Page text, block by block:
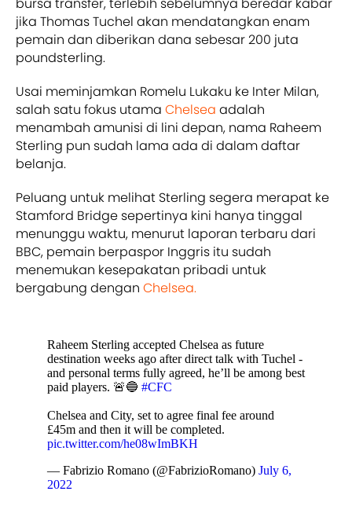
jika Thomas Tuchel akan mendatangkan enam
pemain dan diberikan dana sebesar 200 juta
poundsterling.
Usai meminjamkan Romelu Lukaku ke Inter Milan,
salah satu fokus utama Chelsea adalah
menambah amunisi di lini depan, nama Raheem
Sterling pun sudah lama ada di dalam daftar
belanja.
Peluang untuk melihat Sterling segera merapat ke
Stamford Bridge sepertinya kini hanya tinggal
menunggu waktu, menurut laporan terbaru dari
BBC, pemain berpaspor Inggris itu sudah
menemukan kesepakatan pribadi untuk
bergabung dengan Chelsea.
Raheem Sterling accepted Chelsea as future
destination weeks ago after direct talk with Tuchel -
and personal terms fully agreed, he’ll be among best
paid players. 🚨🔵 #CFC
Chelsea and City, set to agree final fee around
£45m and then it will be completed.
pic.twitter.com/he08wImBKH
— Fabrizio Romano (@FabrizioRomano) July 6,
2022